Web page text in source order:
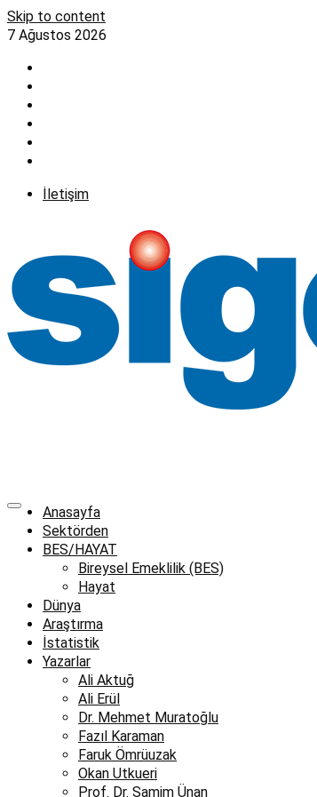
Skip to content
7 Ağustos 2026
İletişim
Anasayfa
Sektörden
BES/HAYAT
Bireysel Emeklilik (BES)
Hayat
Dünya
Araştırma
İstatistik
Yazarlar
Ali Aktuğ
Ali Erül
Dr. Mehmet Muratoğlu
Fazıl Karaman
Faruk Ömrüuzak
Okan Utkueri
Prof. Dr. Samim Ünan